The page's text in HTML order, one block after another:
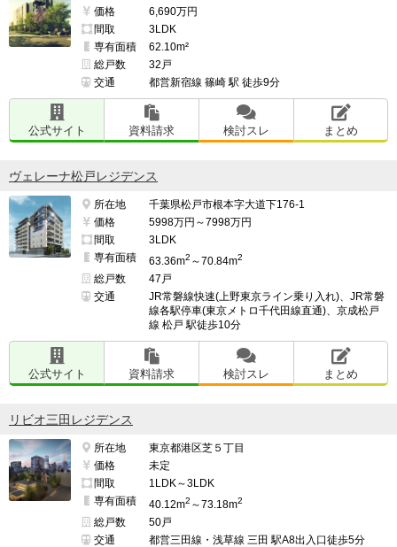
価格
6,690万円
間取
3LDK
専有面積
62.10m²
総戸数
32戸
交通
都営新宿線 篠崎 駅 徒歩9分
公式サイト 資料請求 検討スレ まとめ
ヴェレーナ松戸レジデンス
所在地
千葉県松戸市根本字大道下176-1
価格
5998万円～7998万円
間取
3LDK
専有面積
63.36m2 ～70.84m2
総戸数
47戸
交通
JR常磐線快速(上野東京ライン乗り入れ)、JR常磐
線各駅停車(東京メトロ千代田線直通)、京成松戸
線 松戸 駅徒歩10分
公式サイト 資料請求 検討スレ まとめ
リビオ三田レジデンス
所在地
東京都港区芝５丁目
価格
未定
間取
1LDK～3LDK
専有面積
40.12m2 ～73.18m2
総戸数
50戸
交通
都営三田線・浅草線 三田 駅A8出入口徒歩5分